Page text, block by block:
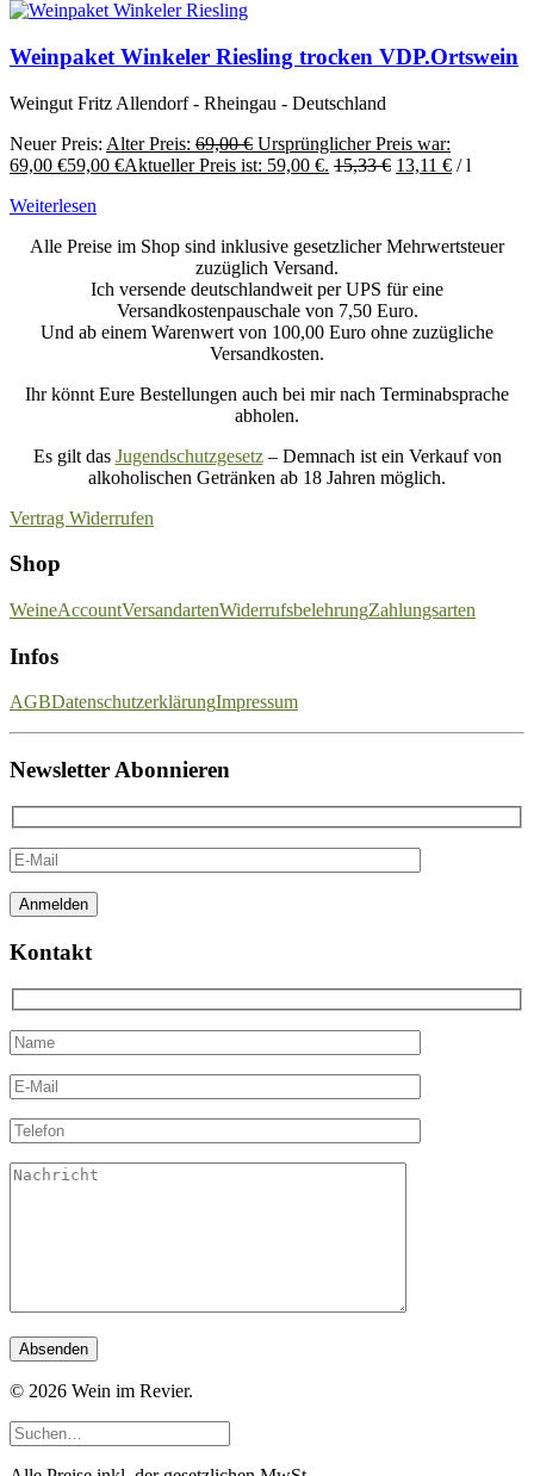
Weinpaket Winkeler Riesling trocken VDP.Ortswein
Weingut Fritz Allendorf - Rheingau - Deutschland
Neuer Preis: Alter Preis: 69,00€ Ursprünglicher Preis war:
69,00 €59,00 €Aktueller Preis ist: 59,00 €. 15,33€ 13,11 € /l
Weiterlesen
Alle Preise im Shop sind inklusive gesetzlicher Mehrwertsteuer
zuzüglich Versand.
Ich versende deutschlandweit per UPS für eine
Versandkostenpauschale von 7,50 Euro.
Und ab einem Warenwert von 100,00 Euro ohne zuzügliche
Versandkosten.
Ihr könnt Eure Bestellungen auch bei mir nach Terminabsprache
abholen.
Es gilt das Jugendschutzgesetz– Demnach ist ein Verkauf von
alkoholischen Getränken ab 18 Jahren möglich.
Vertrag Widerrufen
Shop
WeineAccountVersandartenWiderrufsbelehrungZahlungsarten
Infos
AGBDatenschutzerklärungImpressum
Newsletter Abonnieren
Kontakt
© 2026 Wein im Revier.